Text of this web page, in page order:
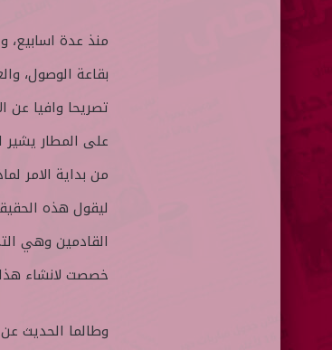
منذ عدة اسابيع،
بقاعة الوصول،
تصريحا وافيا عن
على المطار
من بداية الامر
ليقول هذه
القادمين وهي
خصصت لانشاء
وطالما الحديث عن